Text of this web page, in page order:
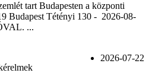
tart Budapesten a központi
Budapest Tétényi 130 - 2026-08-
...
2026-07-22